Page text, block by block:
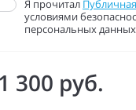
Я прочитал
условиями
персональных данных
300 руб.